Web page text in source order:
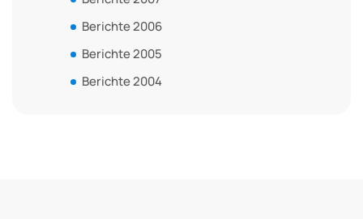
Berichte 2006
Berichte 2005
Berichte 2004